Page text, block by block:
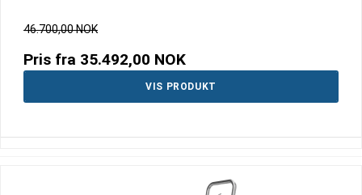
46.700,00 NOK
Pris fra 35.492,00 NOK
VIS PRODUKT